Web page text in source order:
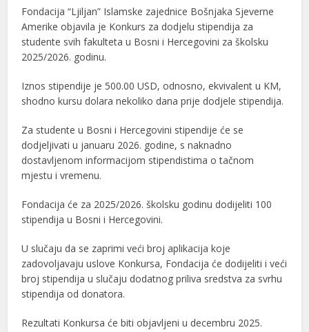
Fondacija “Ljiljan” Islamske zajednice Bošnjaka Sjeverne
Amerike objavila je Konkurs za dodjelu stipendija za
studente svih fakulteta u Bosni i Hercegovini za školsku
2025/2026. godinu.
Iznos stipendije je 500.00 USD, odnosno, ekvivalent u KM,
shodno kursu dolara nekoliko dana prije dodjele stipendija.
Za studente u Bosni i Hercegovini stipendije će se
dodjeljivati u januaru 2026. godine, s naknadno
dostavljenom informacijom stipendistima o tačnom
mjestu i vremenu.
Fondacija će za 2025/2026. školsku godinu dodijeliti 100
stipendija u Bosni i Hercegovini.
U slučaju da se zaprimi veći broj aplikacija koje
zadovoljavaju uslove Konkursa, Fondacija će dodijeliti i veći
broj stipendija u slučaju dodatnog priliva sredstva za svrhu
stipendija od donatora.
Rezultati Konkursa će biti objavljeni u decembru 2025.